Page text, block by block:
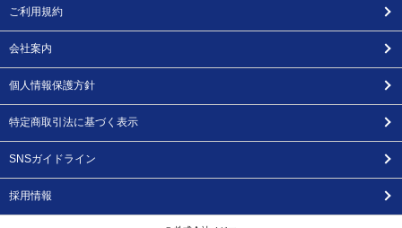
ご利用規約
会社案内
個人情報保護方針
特定商取引法に基づく表示
SNSガイドライン
採用情報